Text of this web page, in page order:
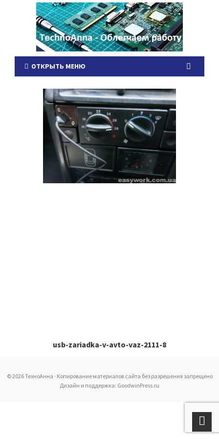
ОТКРЫТЬ МЕНЮ
usb-zariadka-v-avto-vaz-2111-8
© 2026 ТехноАнна · Копирование материалов сайта без разрешения запрещено
Дизайн и поддержка: GoodwinPress.ru